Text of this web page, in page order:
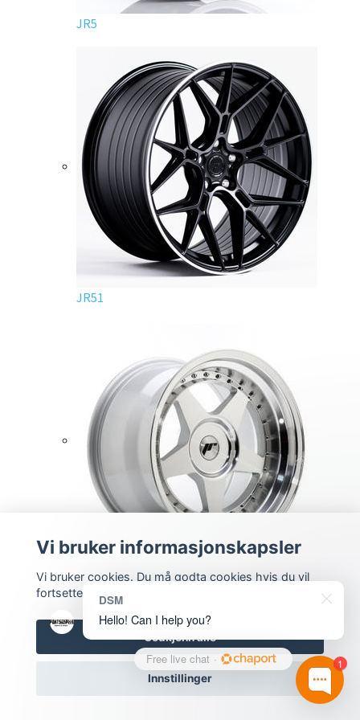
JR5
JR51
JR6
Vi bruker informasjonskapsler
Vi bruker cookies. Du må godta cookies hvis du vil
fortsette.
Godkjenn alle
Innstillinger
1
DSM
Hello! Can I help you?
Free live chat ·